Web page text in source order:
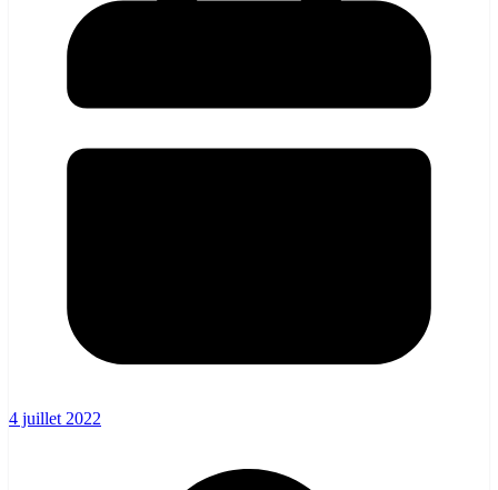
4 juillet 2022